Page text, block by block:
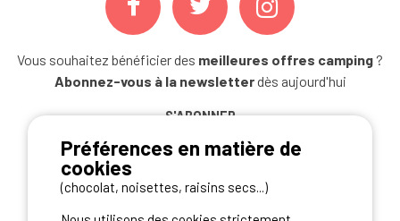
Vous souhaitez bénéficier des meilleures offres camping ?
Abonnez-vous à la newsletterdès aujourd'hui
S'ABONNER
NOS PARTENAIRES
Préférences en matière de
cookies
(chocolat, noisettes, raisins secs...)